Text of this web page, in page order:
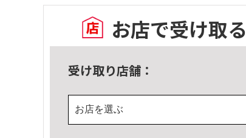
お店で受け取る
受け取り店舗：
お店を選ぶ